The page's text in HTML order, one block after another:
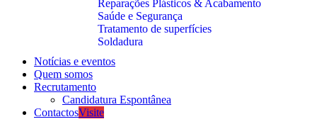
Reparações Plásticos & Acabamento
Saúde e Segurança
Tratamento de superfícies
Soldadura
Notícias e eventos
Quem somos
Recrutamento
Candidatura Espontânea
ContactosVisite